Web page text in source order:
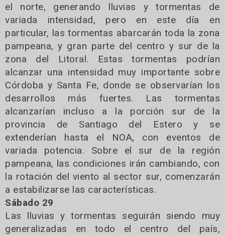
el norte, generando lluvias y tormentas de
variada intensidad, pero en este día en
particular, las tormentas abarcarán toda la zona
pampeana, y gran parte del centro y sur de la
zona del Litoral. Estas tormentas podrían
alcanzar una intensidad muy importante sobre
Córdoba y Santa Fe, donde se observarían los
desarrollos más fuertes. Las tormentas
alcanzarían incluso a la porción sur de la
provincia de Santiago del Estero y se
extenderían hasta el NOA, con eventos de
variada potencia. Sobre el sur de la región
pampeana, las condiciones irán cambiando, con
la rotación del viento al sector sur, comenzarán
a estabilizarse las características.
Sábado 29
Las lluvias y tormentas seguirán siendo muy
generalizadas en todo el centro del país,